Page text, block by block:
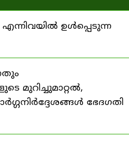
ഉൾപ്പെടുന്ന
മുറിച്ചുമാറ്റൽ,
ഭേദഗതി